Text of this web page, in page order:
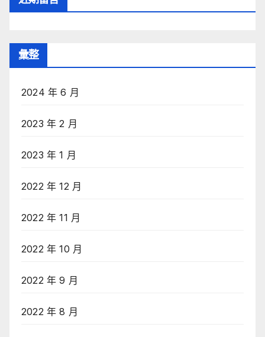
彙整
2024 年 6 月
2023 年 2 月
2023 年 1 月
2022 年 12 月
2022 年 11 月
2022 年 10 月
2022 年 9 月
2022 年 8 月